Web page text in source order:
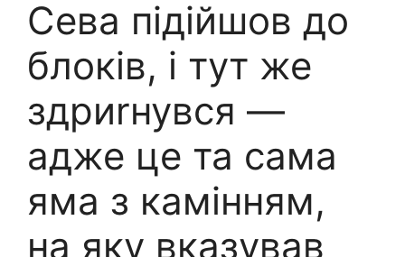
Сева підійшов до
блоків, і тут же
здриrнувся —
адже це та сама
яма з камінням,
на яку вказував